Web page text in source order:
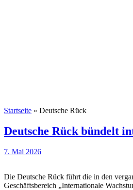
Startseite » Deutsche Rück
Deutsche Rück bündelt
7. Mai 2026
Die Deutsche Rück führt die in den
Geschäftsbereich „Internationale